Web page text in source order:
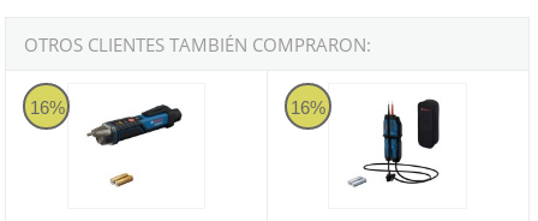
OTROS CLIENTES TAMBIÉN COMPRARON:
16%
Bosch GVD 1000-17 - Comprobador de tensión sin contacto
16%
Bosch GVT 1000-15 -